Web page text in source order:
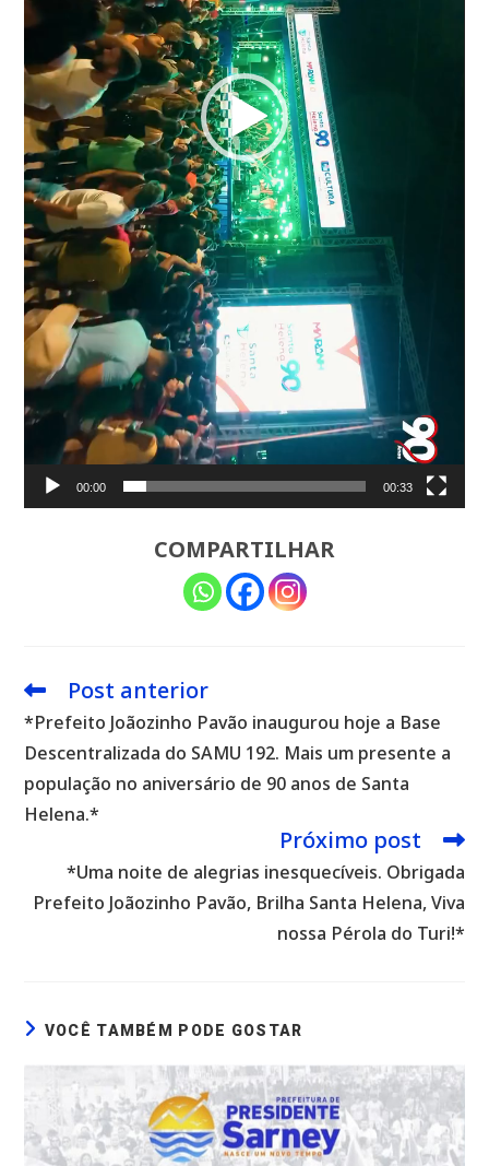
00:00 00:33
COMPARTILHAR
Leia
artigos
Post anterior
*Prefeito Joãozinho Pavão inaugurou hoje a Base
Descentralizada do SAMU 192. Mais um presente a
população no aniversário de 90 anos de Santa
Helena.*
Próximo post
*Uma noite de alegrias inesquecíveis. Obrigada
Prefeito Joãozinho Pavão, Brilha Santa Helena, Viva
nossa Pérola do Turi!*
VOCÊ TAMBÉM PODE GOSTAR